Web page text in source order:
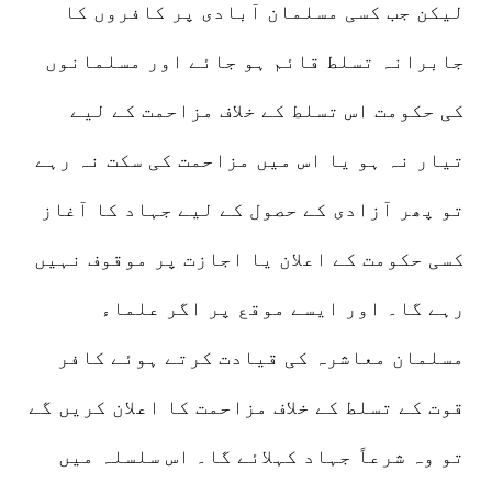
لیکن جب کسی مسلمان آبادی پر کافروں کا
جابرانہ تسلط قائم ہو جائے اور مسلمانوں
کی حکومت اس تسلط کے خلاف مزاحمت کے لیے
تیار نہ ہو یا اس میں مزاحمت کی سکت نہ رہے
تو پھر آزادی کے حصول کے لیے جہاد کا آغاز
کسی حکومت کے اعلان یا اجازت پر موقوف نہیں
رہے گا۔ اور ایسے موقع پر اگر علماء
مسلمان معاشرہ کی قیادت کرتے ہوئے کافر
قوت کے تسلط کے خلاف مزاحمت کا اعلان کریں گے
تو وہ شرعاً جہاد کہلائے گا۔ اس سلسلہ میں